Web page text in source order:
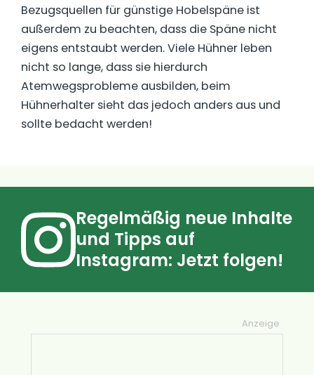
Bezugsquellen für günstige Hobelspäne ist
außerdem zu beachten, dass die Späne nicht
eigens entstaubt werden. Viele Hühner leben
nicht so lange, dass sie hierdurch
Atemwegsprobleme ausbilden, beim
Hühnerhalter sieht das jedoch anders aus und
sollte bedacht werden!
Regelmäßig neue Inhalte
und Tipps auf
Instagram: Jetzt folgen!
Anzeige